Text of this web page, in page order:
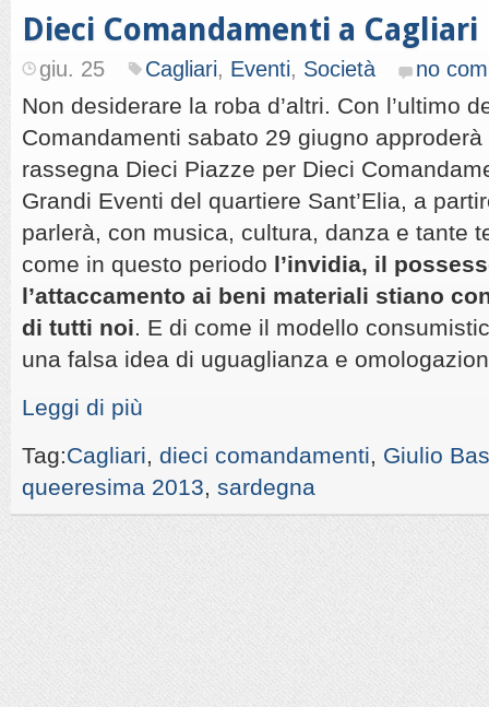
Dieci Comandamenti a Cagliari
giu. 25 Cagliari, Eventi, Società no
Non desiderare la roba d’altri. Con l’ultimo
Comandamenti sabato 29 giugno
rassegna Dieci Piazze per Dieci
Grandi Eventi del quartiere Sant’Elia, a
parlerà, con musica, cultura, danza e tante
come in questo periodo l’invidia, il
l’attaccamento ai beni materiali stiano
di tutti noi. E di come il modello
una falsa idea di uguaglianza e
Leggi di più
Tag:Cagliari, dieci comandamenti, Giulio
queeresima 2013, sardegna